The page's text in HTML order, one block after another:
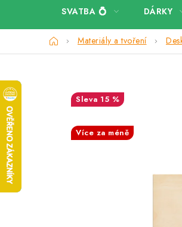
SVATBA 💍 DÁRKY
DomůMateriály a tvoření
15 %
Více za méně